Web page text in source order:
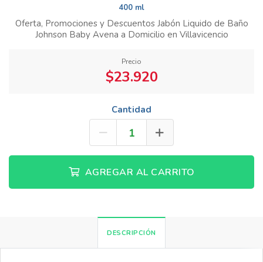
400 ml
Oferta, Promociones y Descuentos Jabón Liquido de Baño
Johnson Baby Avena a Domicilio en Villavicencio
Precio
$23.920
Cantidad
AGREGAR AL CARRITO
DESCRIPCIÓN